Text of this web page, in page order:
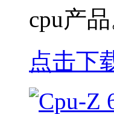
cpu产
点击下